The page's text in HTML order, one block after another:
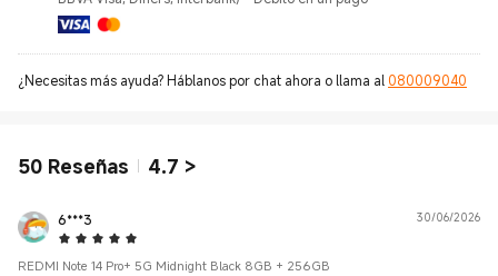
¿Necesitas más ayuda? Háblanos por chat ahora o llama al 080009040
50 Reseñas 4.7 >
6***3
5 Star
30/06/2026
REDMI Note 14 Pro+ 5G Midnight Black 8GB + 256GB